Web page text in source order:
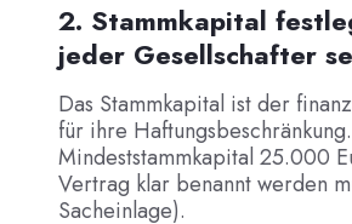
2. Stammkapital
jeder Gesellschafter
Das Stammkapital ist der
für ihre
Mindeststammkapital 25.000
Vertrag klar benannt werden
Sacheinlage).